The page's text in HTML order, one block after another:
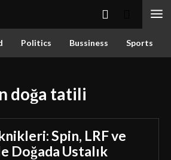
Politics Bussiness Sports
doğa tatili
Spin, LRF ve
Doğada Ustalık